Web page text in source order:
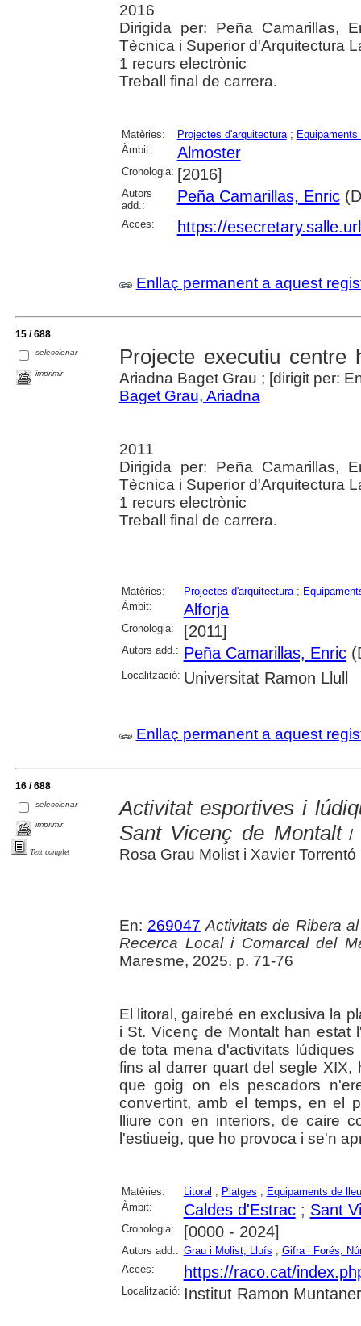
2016
Dirigida per: Peña Camarillas,
Tècnica i Superior d'Arquitectura
1 recurs electrònic
Treball final de carrera.
Matèries: Projectes d'arquitectura; Equipaments
Àmbit:
Almoster
Cronologia: [2016]
Autors
add.:
Peña Camarillas, Enric
Accés: https://
Enllaç permanent a aquest
15 / 688
seleccionar
imprimir
Projecte executiu
Ariadna Baget Grau ; [dirigit per:
Baget Grau, Ariadna
2011
Dirigida per: Peña Camarillas,
Tècnica i Superior d'Arquitectura
1 recurs electrònic
Treball final de carrera.
Matèries: Projectes d'arquitectura;
Àmbit:
Alforja
Cronologia: [2011]
Autors add.: Peña Camarillas, Enric
Localització: Universitat Ramon Llull
Enllaç permanent a aquest
16 / 688
seleccionar
imprimir
Text complet
Activitat esportives i
Sant Vicenç de Montalt/
Rosa Grau Molist i Xavier Torrentó
En: 269047 Activitats de Ribera
Recerca Local i Comarcal del
Maresme, 2025. p. 71-76
El litoral, gairebé en exclusiva la
i St. Vicenç de Montalt han estat
de tota mena d'activitats
fins al darrer quart del segle
que goig on els pescadors
convertint, amb el temps, en el
lliure con en interiors, de caire
l'estiueig, que ho provoca i se'n
Matèries: Litoral ; Platges ; Equipaments de
Àmbit:
Caldes d'Estrac; Sant
Cronologia: [0000 - 2024]
Autors add.: Grau i Molist, Lluís ; Gifra i Forés,
Accés:
https://raco.cat/
Localització: Institut Ramon Muntaner